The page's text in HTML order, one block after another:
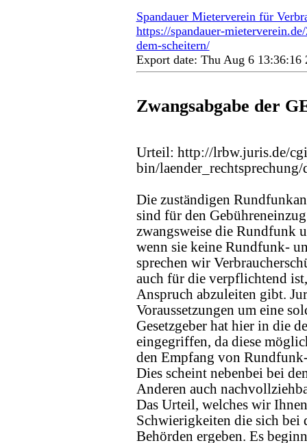
Spandauer Mieterverein für
https://spandauer-
dem-scheitern/
Export date: Thu Aug 6
Zwangsabgabe der
Urteil: http://lrbw.juris.de/
bin/
Die zuständigen
sind für den
zwangsweise die Rundfunk
wenn sie keine Rundfunk-
sprechen wir
auch für die verpflichtend
Anspruch abzuleiten gibt.
Voraussetzungen um eine
Gesetzgeber hat hier in die
eingegriffen, da diese
den Empfang von
Dies scheint nebenbei bei
Anderen auch
Das Urteil, welches wir
Schwierigkeiten die sich
Behörden ergeben. Es